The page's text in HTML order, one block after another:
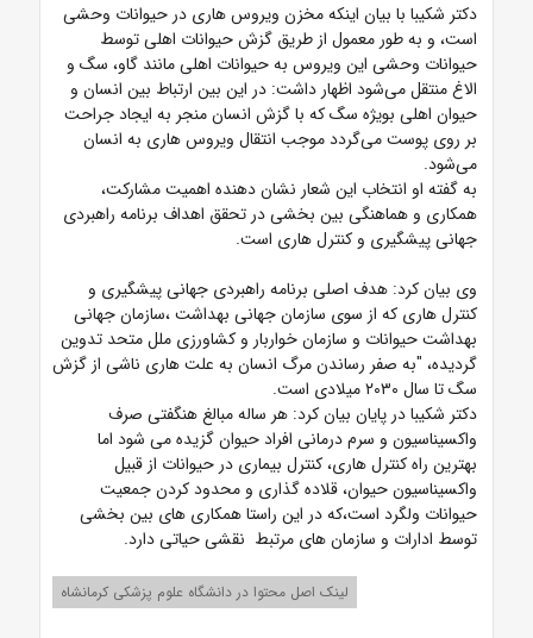
دکتر شکیبا با بیان اینکه مخزن ویروس هاری در حیوانات وحشی
است، و به طور معمول از طریق گزش حیوانات اهلی توسط
حیوانات وحشی این ویروس به حیوانات اهلی مانند گاو، سگ و
الاغ منتقل می‌شود اظهار داشت: در این بین ارتباط بین انسان و
حیوان اهلی بویژه سگ که با گزش انسان منجر به ایجاد جراحت
بر روی پوست می‌گردد موجب انتقال ویروس هاری به انسان
می‌شود.
به گفته او انتخاب این شعار نشان دهنده اهمیت مشارکت،
همکاری و هماهنگی بین بخشی در تحقق اهداف برنامه راهبردی
جهانی پیشگیری و کنترل هاری است.
وی بیان کرد: هدف اصلی برنامه راهبردی جهانی پیشگیری و
کنترل هاری که از سوی سازمان جهانی بهداشت ،سازمان جهانی
بهداشت حیوانات و سازمان خواربار و کشاورزی ملل متحد تدوین
گردیده، "به صفر رساندن مرگ انسان به علت هاری ناشی از گزش
سگ تا سال ۲۰۳۰ میلادی است.
دکتر شکیبا در پایان بیان کرد: هر ساله مبالغ هنگفتی صرف
واکسیناسیون و سرم درمانی افراد حیوان گزیده می شود اما
بهترین راه کنترل هاری، کنترل بیماری در حیوانات از قبیل
واکسیناسیون حیوان، قلاده گذاری و محدود کردن جمعیت
حیوانات ولگرد است،که در این راستا همکاری های بین بخشی
توسط ادارات و سازمان های مرتبط نقشی حیاتی دارد.
لینک اصل محتوا در دانشگاه علوم پزشکی کرمانشاه